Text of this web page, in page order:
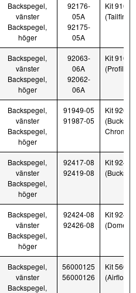
Backspegel,
vänster
Backspegel,
höger
92176-
05A
92175-
05A
Kit
(Tailfin)
Backspegel,
vänster
Backspegel,
höger
92063-
06A
92062-
06A
Kit
(Profile
Backspegel,
vänster
Backspegel,
höger
91949-05
91987-05
Kit
(Buckshot
Chrome)
Backspegel,
vänster
Backspegel,
höger
92417-08
92419-08
Kit
Backspegel,
vänster
Backspegel,
höger
92424-08
92426-08
Kit
(Dome
Backspegel,
vänster
Backspegel,
56000125
56000126
Kit
(Airflow,